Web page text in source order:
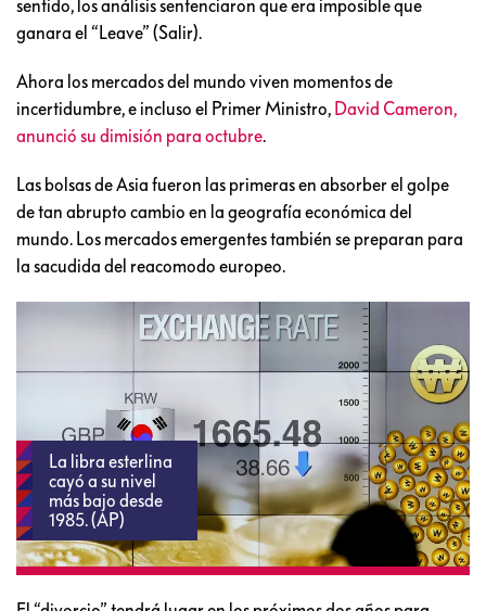
Los analistas fallaron
¿Cuántos analistas y expertos en política se negaban a creer
en las encuestas que apuntaban a que Donald Trump podría
ser el candidato republicano? Muchas. Lo mismo pasó en
A pesar de que la mayoría de los sondeos indicaban que la
población estaba dividida y podría votar en cualquier
sentido, los análisis sentenciaron que era imposible que
Ahora los mercados del mundo viven momentos de
David Cameron,
anunció su dimisión para octubre
Las bolsas de Asia fueron las primeras en absorber el golpe
de tan abrupto cambio en la geografía económica del
mundo. Los mercados emergentes también se preparan para
la sacudida del reacomodo europeo.